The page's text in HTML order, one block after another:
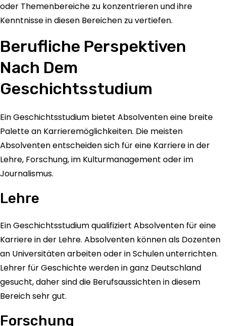
oder Themenbereiche zu konzentrieren und ihre
Kenntnisse in diesen Bereichen zu vertiefen.
Berufliche Perspektiven
Nach Dem
Geschichtsstudium
Ein Geschichtsstudium bietet Absolventen eine breite
Palette an Karrieremöglichkeiten. Die meisten
Absolventen entscheiden sich für eine Karriere in der
Lehre, Forschung, im Kulturmanagement oder im
Journalismus.
Lehre
Ein Geschichtsstudium qualifiziert Absolventen für eine
Karriere in der Lehre. Absolventen können als Dozenten
an Universitäten arbeiten oder in Schulen unterrichten.
Lehrer für Geschichte werden in ganz Deutschland
gesucht, daher sind die Berufsaussichten in diesem
Bereich sehr gut.
Forschung